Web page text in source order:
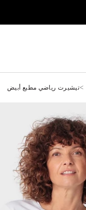
تيشيرت رياضي مطبع أبيض